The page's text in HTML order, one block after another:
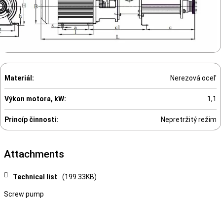
Materiál: Nerezová ocel'
Výkon motora, kW: 1,1
Princíp činnosti: Nepretržitý režim
Attachments
Technical list (199.33KB)
Screw pump